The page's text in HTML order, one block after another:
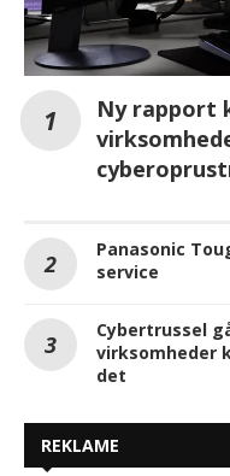
Ny rapport
Panasonic
service
Cybertrussel
virksomheder
det
REKLAME